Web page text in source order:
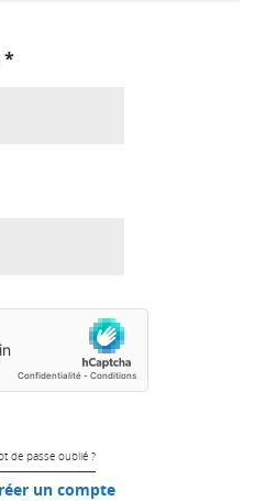
*
de passe oublié ?
un compte